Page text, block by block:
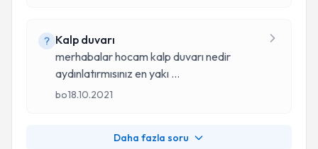
Kalp duvarı
merhabalar hocam kalp duvarı nedir
aydınlatırmısınız en yakı ...
bo18.10.2021
Daha fazla soru